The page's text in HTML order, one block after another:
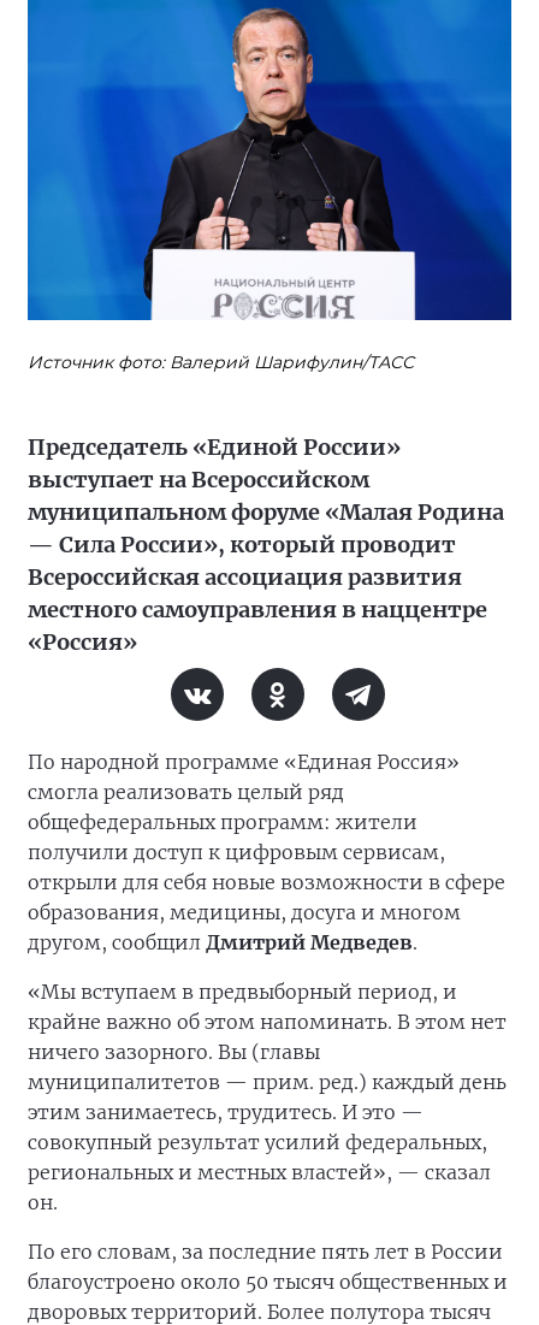
Источник фото: Валерий Шарифулин/ТАСС
Председатель «Единой России»
выступает на Всероссийском
муниципальном форуме «Малая Родина
— Сила России», который проводит
Всероссийская ассоциация развития
местного самоуправления в наццентре
«Россия»
По народной программе «Единая Россия»
смогла реализовать целый ряд
общефедеральных программ: жители
получили доступ к цифровым сервисам,
открыли для себя новые возможности в сфере
образования, медицины, досуга и многом
другом, сообщил Дмитрий Медведев.
«Мы вступаем в предвыборный период, и
крайне важно об этом напоминать. В этом нет
ничего зазорного. Вы (главы
муниципалитетов — прим. ред.) каждый день
этим занимаетесь, трудитесь. И это —
совокупный результат усилий федеральных,
региональных и местных властей», — сказал
он.
По его словам, за последние пять лет в России
благоустроено около 50 тысяч общественных и
дворовых территорий. Более полутора тысяч